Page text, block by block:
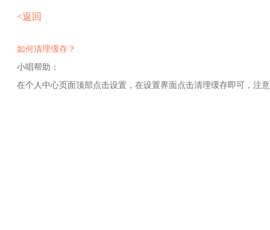
<返回
如何清理缓存？
小唱帮助：
在个人中心页面顶部点击设置，在设置界面点击清理缓存即可，注